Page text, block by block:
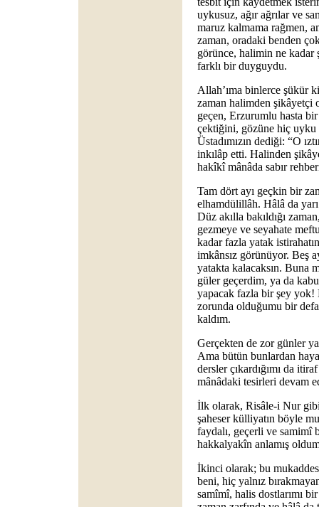
uykusuz, ağır ağrılar ve
maruz kalmama rağmen,
zaman, oradaki benden
görünce, halimin ne kadar
farklı bir duyguydu.
Allah’ıma binlerce şükür
zaman halimden şikâyetçi
geçen, Erzurumlu hasta bir
çektiğini, gözüne hiç
Üstadımızın dediği: “O
inkılâp etti. Halinden
hakîkî mânâda sabır
Tam dört ayı geçkin bir
elhamdülillâh. Hâlâ da
Düz akılla bakıldığı
gezmeye ve seyahate
kadar fazla yatak
imkânsız görünüyor. Beş
yatakta kalacaksın. Buna
güler geçerdim, ya da
yapacak fazla bir şey yok!
zorunda olduğumu bir
kaldım.
Gerçekten de zor günler
Ama bütün bunlardan
dersler çıkardığımı da
mânâdaki tesirleri devam
İlk olarak, Risâle-i Nur
şaheser külliyatın böyle
faydalı, geçerli ve samimî
hakkalyakîn anlamış
İkinci olarak; bu
beni, hiç yalnız
samîmî, halis dostlarımı